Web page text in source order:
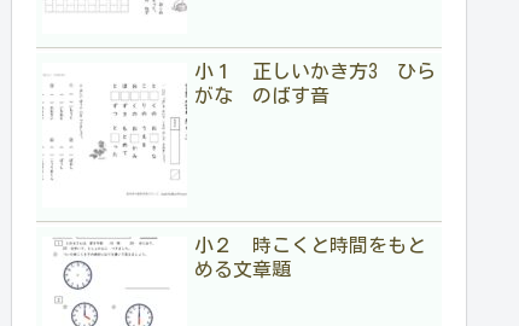
小１ 正しいかき方3 ひら
がな のばす音
小２ 時こくと時間をもと
める文章題